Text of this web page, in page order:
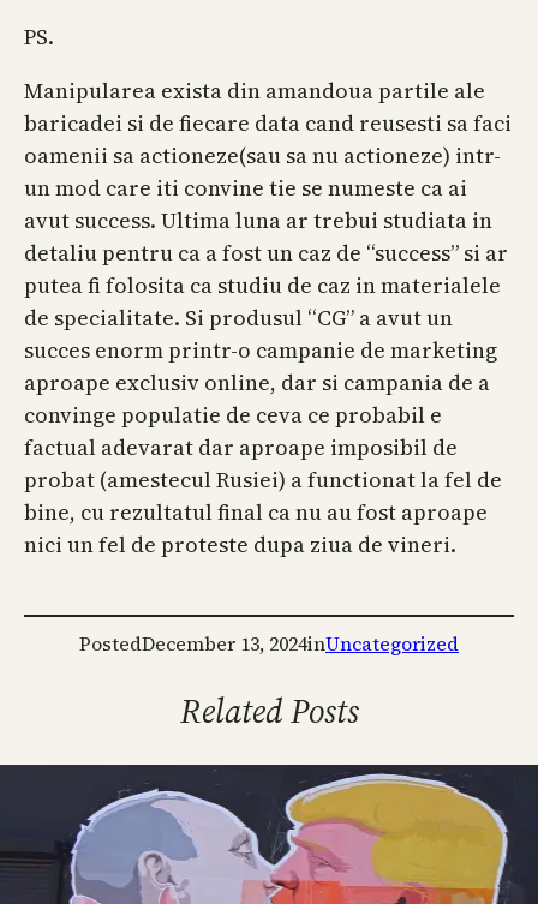
PS.
Manipularea exista din amandoua partile ale
baricadei si de fiecare data cand reusesti sa faci
oamenii sa actioneze(sau sa nu actioneze) intr-
un mod care iti convine tie se numeste ca ai
avut success. Ultima luna ar trebui studiata in
detaliu pentru ca a fost un caz de “success” si ar
putea fi folosita ca studiu de caz in materialele
de specialitate. Si produsul “CG” a avut un
succes enorm printr-o campanie de marketing
aproape exclusiv online, dar si campania de a
convinge populatie de ceva ce probabil e
factual adevarat dar aproape imposibil de
probat (amestecul Rusiei) a functionat la fel de
bine, cu rezultatul final ca nu au fost aproape
nici un fel de proteste dupa ziua de vineri.
PostedDecember 13, 2024inUncategorized
Related Posts